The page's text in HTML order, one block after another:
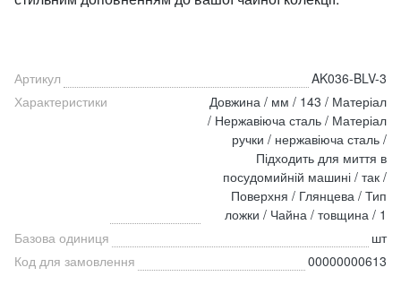
Артикул
AK036-BLV-3
Характеристики
Довжина / мм / 143 / Матеріал
/ Нержавіюча сталь / Матеріал
ручки / нержавіюча сталь /
Підходить для миття в
посудомийній машині / так /
Поверхня / Глянцева / Тип
ложки / Чайна / товщина / 1
Базова одиниця
шт
Код для замовлення
00000000613